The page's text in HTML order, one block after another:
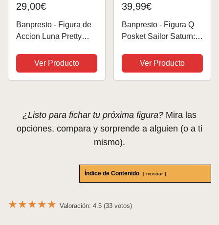
29,00€
Banpresto - Figura de
Accion Luna Pretty
Cosmos Pelicula -
Paldolce Collection
BP88069 Multicolor
Ver Producto
39,99€
Banpresto - Figura Q
Posket Sailor Saturn:
Guardian Sailor Moon
Eternal The Movie
13cm BP17312
Ver Producto
¿Listo para fichar tu próxima figura? Mira las
opciones, compara y sorprende a alguien (o a ti
mismo).
Índice de Contenido mostrar
★★★★★ Valoración: 4.5 (33 votos)